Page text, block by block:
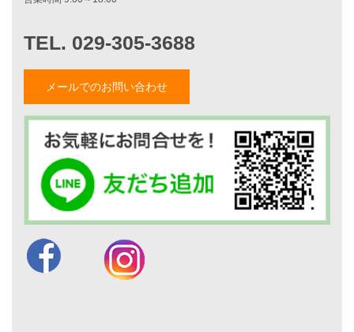
家づくりへの想い
職人紹介
お知らせ・イベント情報
ブログ一覧
菅原和彦のブログ
斎藤亮のブログ
小薬淳一のブログ
山形隆のブログ
仲内渉のブログ
メールでのお問い合わせ